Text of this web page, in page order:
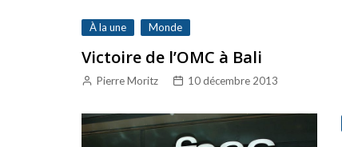
À la une Monde
Victoire de l’OMC à Bali
Pierre Moritz 10 décembre 2013